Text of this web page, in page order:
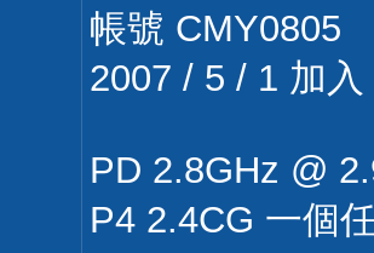
帳號 CMY0805
2007 / 5 / 1 加
PD 2.8GHz @
P4 2.4CG 一個